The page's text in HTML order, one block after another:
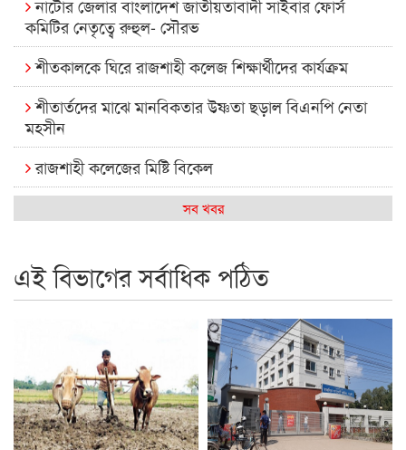
নাটোর জেলার বাংলাদেশ জাতীয়তাবাদী সাইবার ফোর্স
কমিটির নেতৃত্বে রুহুল- সৌরভ
শীতকালকে ঘিরে রাজশাহী কলেজ শিক্ষার্থীদের কার্যক্রম
শীতার্তদের মাঝে মানবিকতার উষ্ণতা ছড়াল বিএনপি নেতা
মহসীন
রাজশাহী কলেজের মিষ্টি বিকেল
কেমন আছে আমাদের দেশের মধ্যবিত্তরা
রাজশাইন একাডেমির ফল প্রকাশ ও পুরস্কার বিতরণ
রাজশাহী কলেজের শিক্ষার্থী শাখাওয়াত পেলেন স্টার এক্সিলেন্স
বিশ্ব নদী বিবস উপলক্ষে নদী সুরক্ষায় নাওযাত্রা
খেলার মাঠে বানানো হয়েছে গর্ত ঝুঁকিতে আষাড়িয়াদহর দুই
সব খবর
এই বিভাগের সর্বাধিক পঠিত